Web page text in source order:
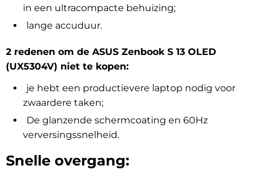
in een ultracompacte behuizing;
lange accuduur.
2 redenen om de ASUS Zenbook S 13 OLED
(UX5304V) niet te kopen:
je hebt een productievere laptop nodig voor
zwaardere taken;
De glanzende schermcoating en 60Hz
verversingssnelheid.
Snelle overgang: